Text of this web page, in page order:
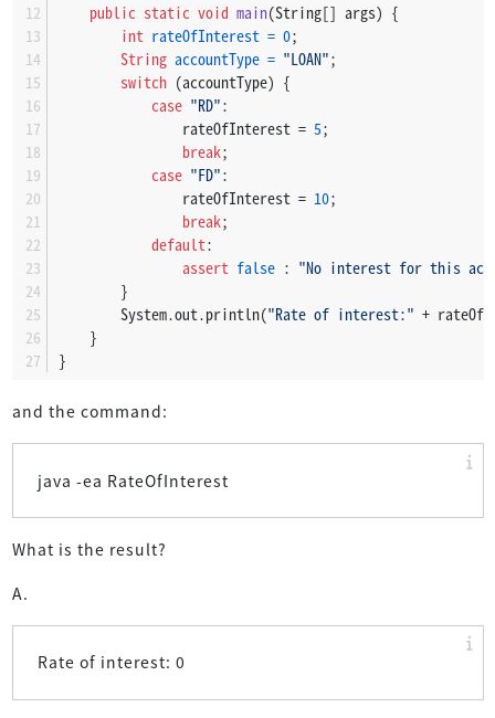
public static void main(String[] args) {
int rateOfInterest = 0;
String accountType = "LOAN";
switch (accountType) {
case "RD":
                rateOfInterest =
5;
break;
case "FD":
                rateOfInterest =
10;
break;
default:
assert false : "No interest for this
        }
        System.out.println(
"Rate of interest:" +
    }
}
and the command:
java -ea RateOfInterest
What is the result?
A.
Rate of interest: 0